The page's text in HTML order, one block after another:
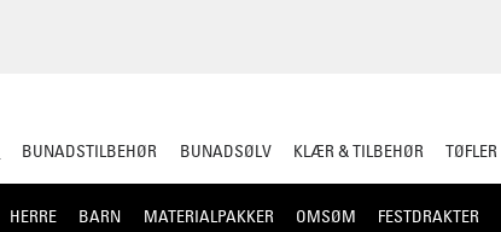
HERRE BARN MATERIALPAKKER OMSØM FESTDRAKTER
BUNADSTILBEHØR BUNADSØLV KLÆR & TILBEHØR TØFLER